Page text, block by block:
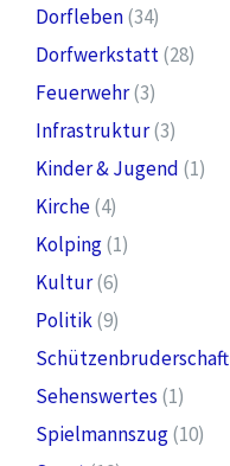
Dorfleben(34)
Dorfwerkstatt(28)
Feuerwehr(3)
Infrastruktur(3)
Kinder & Jugend (1)
Kirche(4)
Kolping(1)
Kultur(6)
Politik(9)
Schützenbruderschaft
Sehenswertes (1)
Spielmannszug(10)